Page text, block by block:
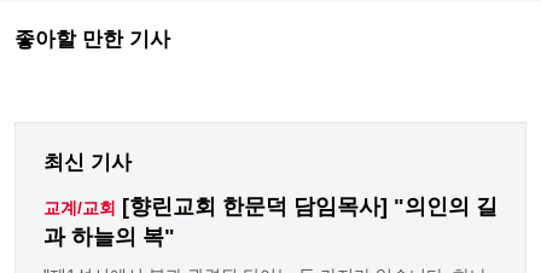
좋아할 만한 기사
최신 기사
교계/교회 [향린교회 한문덕 담임목사] "의인의 길
과 하늘의 복"